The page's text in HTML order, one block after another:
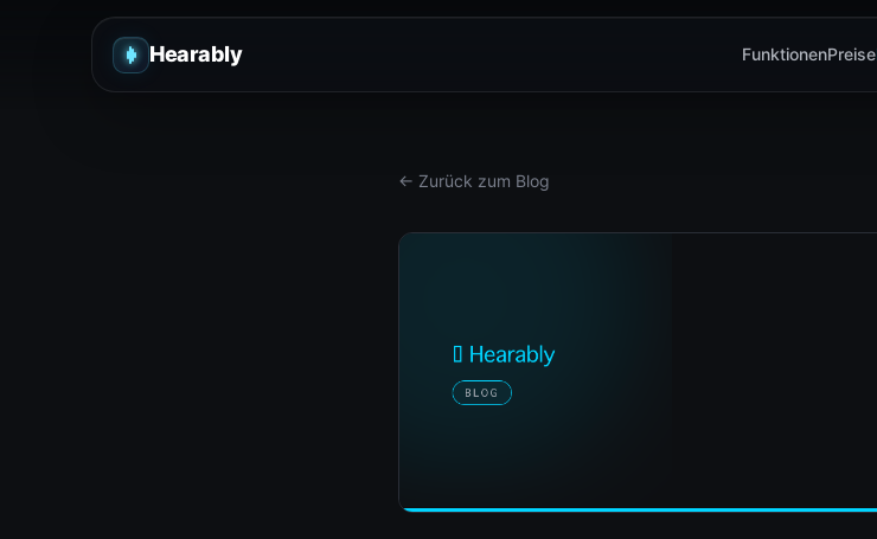
Hearably FunktionenPreise
← Zurück zum Blog